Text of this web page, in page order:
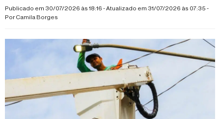
ocorrência.
Publicado em 30/07/2026 às 18:16 - Atualizado em 31/07/2026 às 07:35 -
PorCamila Borges